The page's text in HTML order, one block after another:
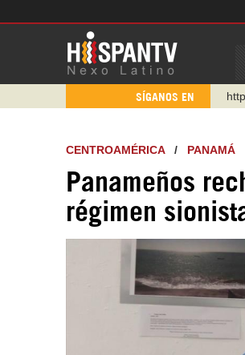
SÍGANOS EN
CENTROAMÉRICA/ PANAMÁ
Panameños
régimen